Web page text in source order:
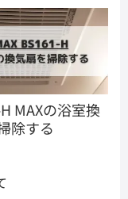
MAXの浴室換
除する